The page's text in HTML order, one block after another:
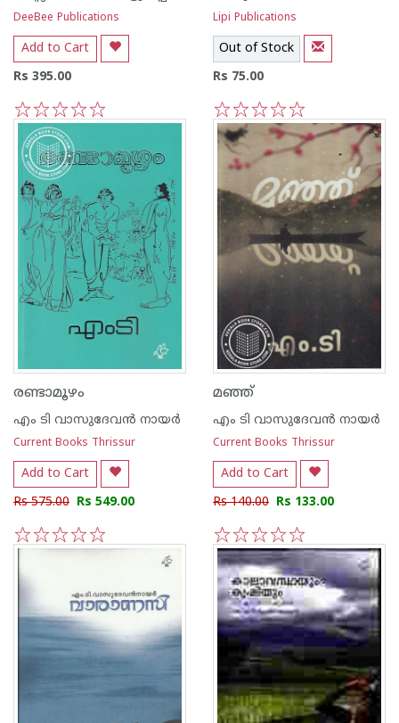
DeeBee Publications
Add to Cart
Rs 395.00
5
4
3
2
1
Lipi Publications
Out of Stock
Rs 75.00
5
4
3
2
1
രണ്ടാമൂഴം
എം ടി വാസുദേവന്‍ നായര്‍
Current Books Thrissur
Add to Cart
Rs 575.00 Rs 549.00
5
4
3
2
1
മഞ്ഞ്
എം ടി വാസുദേവന്‍ നായര്‍
Current Books Thrissur
Add to Cart
Rs 140.00 Rs 133.00
5
4
3
2
1